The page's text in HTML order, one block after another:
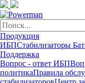
Продукция
ИБПСтабилизаторы
Поддержка
Вопрос - ответ ИБП
политикаПравила